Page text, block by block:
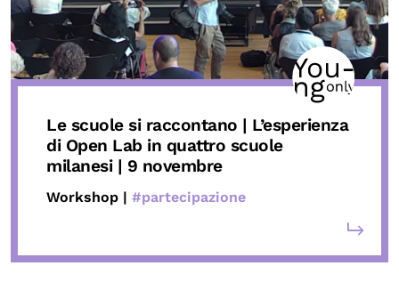
Master e Executive Program
Le scuole si raccontano | L’esperienza
di Open Lab in quattro scuole
milanesi | 9 novembre
Workshop | #partecipazione